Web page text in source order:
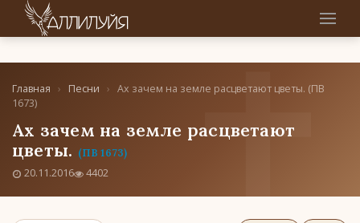
Главная › Песни › Ах зачем на земле расцветают цветы. (ПВ
1673)
Ах зачем на земле расцветают
цветы. (ПВ 1673)
20.11.2016 4402